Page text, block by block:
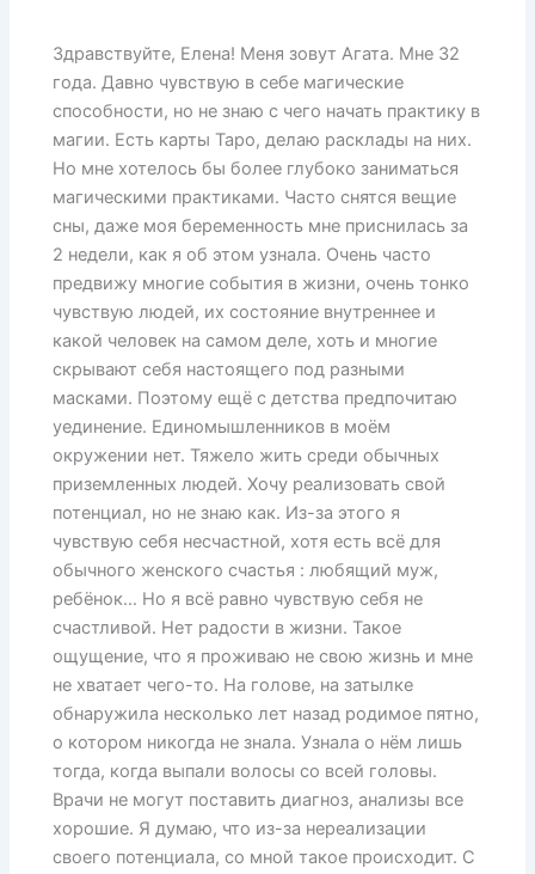
Здравствуйте, Елена! Меня зовут Агата. Мне 32
года. Давно чувствую в себе магические
способности, но не знаю с чего начать практику в
магии. Есть карты Таро, делаю расклады на них.
Но мне хотелось бы более глубоко заниматься
магическими практиками. Часто снятся вещие
сны, даже моя беременность мне приснилась за
2 недели, как я об этом узнала. Очень часто
предвижу многие события в жизни, очень тонко
чувствую людей, их состояние внутреннее и
какой человек на самом деле, хоть и многие
скрывают себя настоящего под разными
масками. Поэтому ещё с детства предпочитаю
уединение. Единомышленников в моём
окружении нет. Тяжело жить среди обычных
приземленных людей. Хочу реализовать свой
потенциал, но не знаю как. Из-за этого я
чувствую себя несчастной, хотя есть всё для
обычного женского счастья : любящий муж,
ребёнок… Но я всё равно чувствую себя не
счастливой. Нет радости в жизни. Такое
ощущение, что я проживаю не свою жизнь и мне
не хватает чего-то. На голове, на затылке
обнаружила несколько лет назад родимое пятно,
о котором никогда не знала. Узнала о нём лишь
тогда, когда выпали волосы со всей головы.
Врачи не могут поставить диагноз, анализы все
хорошие. Я думаю, что из-за нереализации
своего потенциала, со мной такое происходит. С